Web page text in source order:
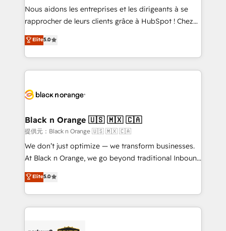
B2B sectors such as manufacturing, SaaS and
business services. We prepare a customized
impact of your digital transformation, including a
detailed financial rationale with a focus on ROI and
embark on a transformational journey that sets your
business up for long-term success. Unlock your
business. If not now, when?
Nous aidons les entreprises et les dirigeants à se
rapprocher de leurs clients grâce à HubSpot ! Chez
DIGITALISIM, nous avons l'intime conviction que la
réussite des entreprises passe par l’innovation web,
le marketing digital, et la relation client ! C'est
pourquoi, nos experts sont à la fois capables de
référencement, votre stratégie digitale et le pilotage
projet HubSpot avec DIGITALISIM : 🧽 Nettoyage,
migration et intégration des bases de données. 🚀
Développement des interfaces avec vos logiciels
métiers ⚙️ Configuration de la plateforme HubSpot
Book Process & Guidelines utilisateurs 🎓
Formations des utilisateurs
Elite5.0
Black n Orange 🇺🇸 🇲🇽 🇨🇦
提供元：Black n Orange 🇺🇸 🇲🇽 🇨🇦
We don’t just optimize — we transform businesses.
At Black n Orange, we go beyond traditional Inbound
Marketing with our exclusive methodologies:
BOOMS and BOOST. Together, they form a powerful
combination that has driven success for over 800
businesses worldwide. As Elite HubSpot Partners, we
Elite5.0